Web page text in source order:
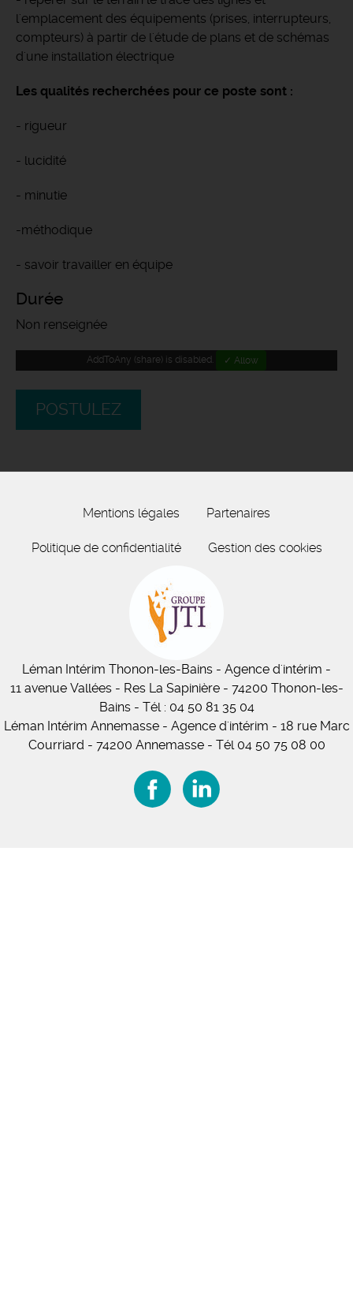
l'emplacement des équipements (prises, interrupteurs,
compteurs) à partir de l'étude de plans et de schémas
d'une installation électrique
Les qualités recherchées pour ce poste sont :
- rigueur
- lucidité
- minutie
-méthodique
- savoir travailler en équipe
Durée
Non renseignée
AddToAny (share) is disabled. ✓ Allow
POSTULEZ
Mentions légales Partenaires
Politique de confidentialité Gestion des cookies
Léman Intérim Thonon-les-Bains - Agence d'intérim -
11avenue Vallées- Res La Sapinière - 74200 Thonon-les-
Bains - Tél : 04 50 81 35 04
Léman Intérim Annemasse - Agence d'intérim - 18 rue Marc
Courriard - 74200 Annemasse - Tél 04 50 75 08 00